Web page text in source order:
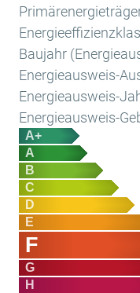
Baujahr
Energieausweis-
Energieausweis-
Energieausweis-
A+
A
B
C
D
E
F
G
H